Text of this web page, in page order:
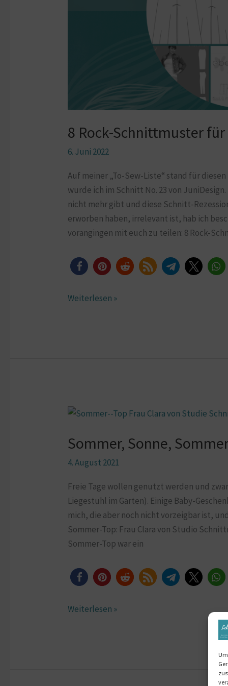
8 Rock-Schnittmuster
6. Juni 2022
Auf meiner „To-Sew-Liste“ stand für
wurde ich im Schnitt No. 23 von
nicht mehr gibt und diese Schnitt-
erworben haben, irrelevant ist, hab ich
vorangingen mit euch zu teilen: 8 Rock-
Weiterlesen »
Sommer, Sonne,
4. August 2021
Freie Tage wollen genutzt werden und
Liegestuhl im Garten). Einige Baby-
mich, die aber noch nicht vorzeigbar ist,
Sommer-Top: Frau Clara von Studio
Sommer-Top war ein
Sommer,
Sommer-
Weiterlesen »